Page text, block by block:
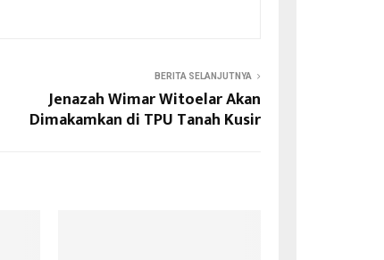
BERITA SELANJUTNYA
Jenazah Wimar Witoelar Akan
Dimakamkan di TPU Tanah Kusir